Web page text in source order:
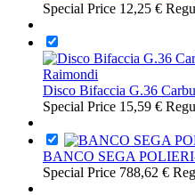
Special Price 12,25 €
Disco Bifaccia G.36
Special Price 15,59 €
BANCO SEGA
Special Price 788,62 €